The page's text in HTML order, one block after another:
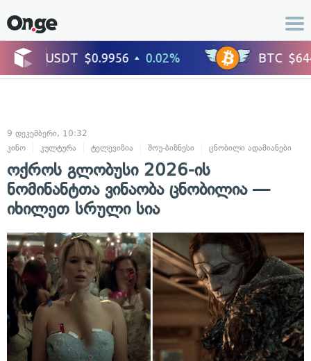
9 დეკემბერი, 10:32
კინო
კულტურა ტელევიზია შოუ-ბიზნესი ცნობილი ადამიანები
ოქროს გლობუსი 2026-ის
ნომინანტთა ვინაობა ცნობილია —
იხილეთ სრული სია